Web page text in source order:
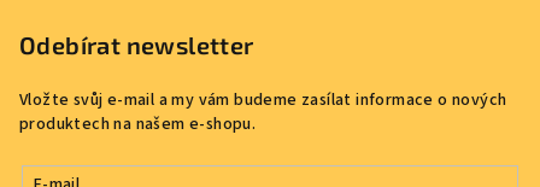
Odebírat newsletter
Vložte svůj e-mail a my vám budeme zasílat informace o nových
produktech na našem e-shopu.